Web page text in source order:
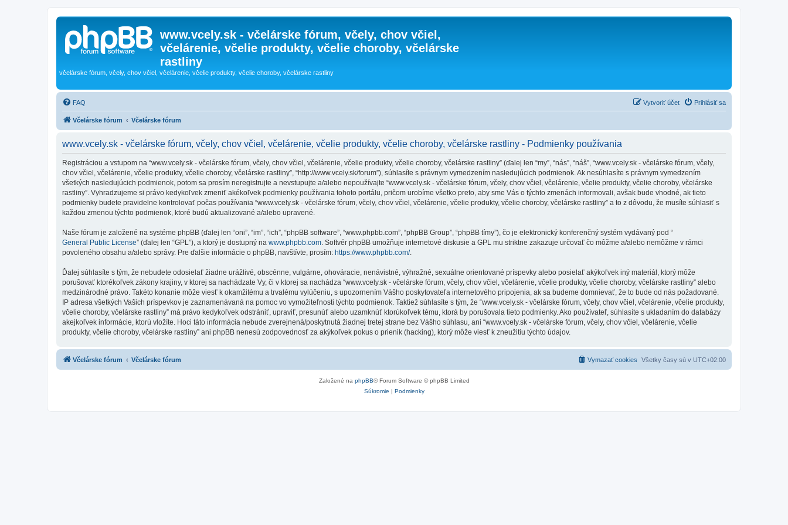
www.vcely.sk - včelárske fórum, včely, chov včiel,
včelárenie, včelie produkty, včelie choroby, včelárske
rastliny
včelárske fórum, včely, chov včiel, včelárenie, včelie produkty, včelie choroby, včelárske rastliny
FAQ Prihlásiť sa
Vytvoriť účet
Včelárske fórum Včelárske fórum
www.vcely.sk - včelárske fórum, včely, chov včiel, včelárenie, včelie produkty, včelie choroby, včelárske rastliny - Podmienky používania
Registráciou a vstupom na “www.vcely.sk - včelárske fórum, včely, chov včiel, včelárenie, včelie produkty, včelie choroby, včelárske rastliny” (ďalej len “my”, “nás”, “náš”, “www.vcely.sk - včelárske fórum, včely,
chov včiel, včelárenie, včelie produkty, včelie choroby, včelárske rastliny”, “http://www.vcely.sk/forum”), súhlasíte s právnym vymedzením nasledujúcich podmienok. Ak nesúhlasíte s právnym vymedzením
všetkých nasledujúcich podmienok, potom sa prosím neregistrujte a nevstupujte a/alebo nepoužívajte “www.vcely.sk - včelárske fórum, včely, chov včiel, včelárenie, včelie produkty, včelie choroby, včelárske
rastliny”. Vyhradzujeme si právo kedykoľvek zmeniť akékoľvek podmienky používania tohoto portálu, pričom urobíme všetko preto, aby sme Vás o týchto zmenách informovali, avšak bude vhodné, ak tieto
podmienky budete pravidelne kontrolovať počas používania “www.vcely.sk - včelárske fórum, včely, chov včiel, včelárenie, včelie produkty, včelie choroby, včelárske rastliny” a to z dôvodu, že musíte súhlasiť s
každou zmenou týchto podmienok, ktoré budú aktualizované a/alebo upravené.
Naše fórum je založené na systéme phpBB (ďalej len “oni”, “im”, “ich”, “phpBB software”, “www.phpbb.com”, “phpBB Group”, “phpBB tímy”), čo je elektronický konferenčný systém vydávaný pod “
General Public License” (ďalej len “GPL”), a ktorý je dostupný na www.phpbb.com . Softvér phpBB umožňuje internetové diskusie a GPL mu striktne zakazuje určovať čo môžme a/alebo nemôžme v rámci
povoleného obsahu a/alebo správy. Pre ďalšie informácie o phpBB, navštívte, prosím: https://www.phpbb.com/.
Ďalej súhlasíte s tým, že nebudete odosielať žiadne urážlivé, obscénne, vulgárne, ohováracie, nenávistné, výhražné, sexuálne orientované príspevky alebo posielať akýkoľvek iný materiál, ktorý môže
porušovať ktorékoľvek zákony krajiny, v ktorej sa nachádzate Vy, či v ktorej sa nachádza “www.vcely.sk - včelárske fórum, včely, chov včiel, včelárenie, včelie produkty, včelie choroby, včelárske rastliny” alebo
medzinárodné právo. Takéto konanie môže viesť k okamžitému a trvalému vylúčeniu, s upozornením Vášho poskytovateľa internetového pripojenia, ak sa budeme domnievať, že to bude od nás požadované.
IP adresa všetkých Vašich príspevkov je zaznamenávaná na pomoc vo vymožiteľnosti týchto podmienok. Taktiež súhlasíte s tým, že “www.vcely.sk - včelárske fórum, včely, chov včiel, včelárenie, včelie produkty,
včelie choroby, včelárske rastliny” má právo kedykoľvek odstrániť, upraviť, presunúť alebo uzamknúť ktorúkoľvek tému, ktorá by porušovala tieto podmienky. Ako používateľ, súhlasíte s ukladaním do databázy
akejkoľvek informácie, ktorú vložíte. Hoci táto informácia nebude zverejnená/poskytnutá žiadnej tretej strane bez Vášho súhlasu, ani “www.vcely.sk - včelárske fórum, včely, chov včiel, včelárenie, včelie
produkty, včelie choroby, včelárske rastliny” ani phpBB nenesú zodpovednosť za akýkoľvek pokus o prienik (hacking), ktorý môže viesť k zneužitiu týchto údajov.
Včelárske fórum Včelárske fórum Všetky časy sú v UTC+02:00
Vymazať cookies
Založené na phpBB® Forum Software © phpBB Limited
Súkromie | Podmienky